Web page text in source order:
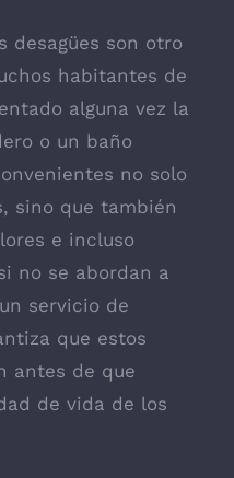
desagües son otro
habitantes de
alguna vez la
o un baño
no solo
sino que también
e incluso
no se abordan a
servicio de
que estos
antes de que
de vida de los